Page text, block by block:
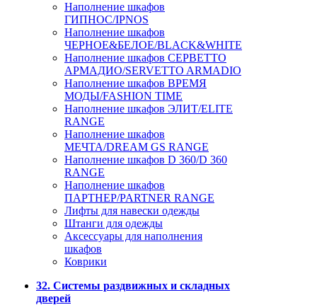
Наполнение шкафов
ГИПНОС/IPNOS
Наполнение шкафов
ЧЕРНОЕ&БЕЛОЕ/BLACK&WHITE
Наполнение шкафов СЕРВЕТТО
АРМАДИО/SERVETTO ARMADIO
Наполнение шкафов ВРЕМЯ
МОДЫ/FASHION TIME
Наполнение шкафов ЭЛИТ/ELITE
RANGE
Наполнение шкафов
МЕЧТА/DREAM GS RANGE
Наполнение шкафов D 360/D 360
RANGE
Наполнение шкафов
ПАРТНЕР/PARTNER RANGE
Лифты для навески одежды
Штанги для одежды
Аксессуары для наполнения
шкафов
Коврики
32. Системы раздвижных и складных
дверей